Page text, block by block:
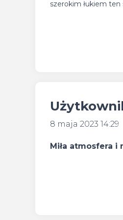
szerokim łukiem ten
8 maja 2023 14:29
Miła atmosfera i